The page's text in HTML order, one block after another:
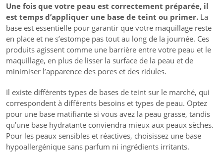
Une fois que votre peau est correctement préparée, il
est temps d’appliquer une base de teint ou primer. La
base est essentielle pour garantir que votre maquillage reste
en place et ne s’estompe pas tout au long de la journée. Ces
produits agissent comme une barrière entre votre peau et le
maquillage, en plus de lisser la surface de la peau et de
minimiser l’apparence des pores et des ridules.
Il existe différents types de bases de teint sur le marché, qui
correspondent à différents besoins et types de peau. Optez
pour une base matifiante si vous avez la peau grasse, tandis
qu’une base hydratante conviendra mieux aux peaux sèches.
Pour les peaux sensibles et réactives, choisissez une base
hypoallergénique sans parfum ni ingrédients irritants.